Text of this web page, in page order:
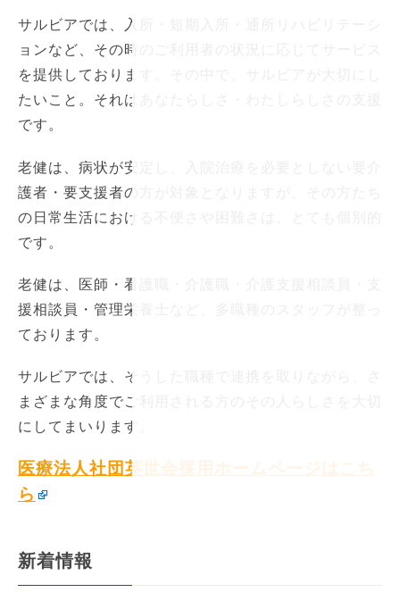
サルビアでは、入所・短期入所・通所リハビリテーシ
ョンなど、その時のご利用者の状況に応じてサービス
を提供しております。その中で、サルビアが大切にし
たいこと。それはあなたらしさ・わたしらしさの支援
です。
老健は、病状が安定し、入院治療を必要としない要介
護者・要支援者の方が対象となりますが、その方たち
の日常生活における不便さや困難さは、とても個別的
です。
老健は、医師・看護職・介護職・介護支援相談員・支
援相談員・管理栄養士など、多職種のスタッフが整っ
ております。
サルビアでは、そうした職種で連携を取りながら、さ
まざまな角度でご利用される方のその人らしさを大切
にしてまいります。
医療法人社団英世会採用ホームページはこち
ら
新着情報